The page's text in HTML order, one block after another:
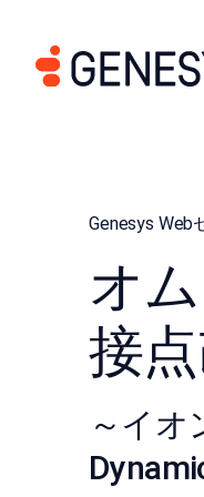
Genesys Web
オ
接
～イオ